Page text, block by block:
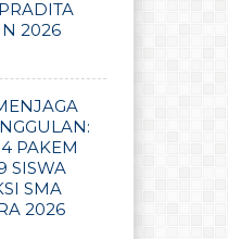
2026
PAKEM
SISWA
SMA
2026